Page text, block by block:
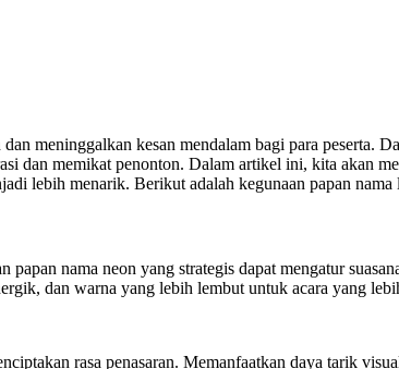
meninggalkan kesan mendalam bagi para peserta.
dan memikat penonton. Dalam artikel ini, kita akan
lebih menarik. Berikut adalah kegunaan papan
papan nama neon yang strategis dapat mengatur
dan warna yang lebih lembut untuk acara yang
rasa penasaran. Memanfaatkan daya tarik